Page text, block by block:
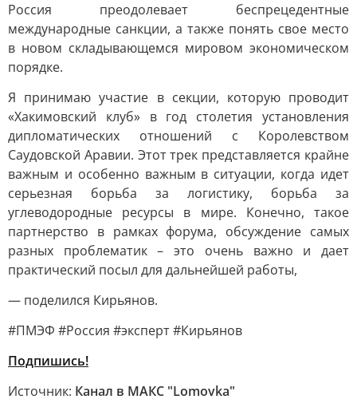
Россия преодолевает беспрецедентные
международные санкции, а также понять свое место
в новом складывающемся мировом экономическом
порядке.
Я принимаю участие в секции, которую проводит
«Хакимовский клуб» в год столетия установления
дипломатических отношений с Королевством
Саудовской Аравии. Этот трек представляется крайне
важным и особенно важным в ситуации, когда идет
серьезная борьба за логистику, борьба за
углеводородные ресурсы в мире. Конечно, такое
партнерство в рамках форума, обсуждение самых
разных проблематик – это очень важно и дает
практический посыл для дальнейшей работы,
— поделился Кирьянов.
#ПМЭФ #Россия #эксперт #Кирьянов
Подпишись!
Источник: Канал в МАКС "Lomovka"